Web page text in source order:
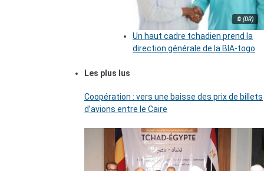
© (DR)
Un haut cadre tchadien prend la
direction générale de la BIA-togo
Les plus lus
Coopération : vers une baisse des prix de billets
d’avions entre le Caire